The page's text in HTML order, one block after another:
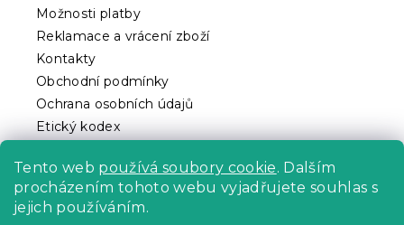
Tento web používá soubory cookie. Dalším
procházením tohoto webu vyjadřujete souhlas s
jejich používáním.
Možnosti platby
Reklamace a vrácení zboží
Kontakty
Obchodní podmínky
Ochrana osobních údajů
Etický kodex